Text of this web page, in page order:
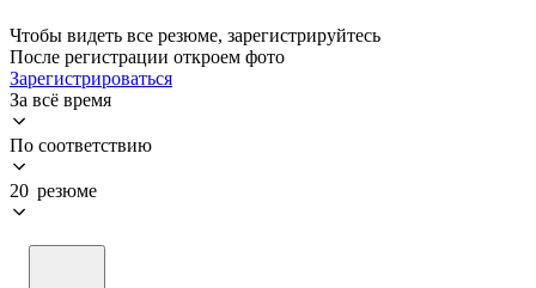
Чтобы видеть все резюме, зарегистрируйтесь
После регистрации откроем фото
Зарегистрироваться
За всё время
По соответствию
20 резюме